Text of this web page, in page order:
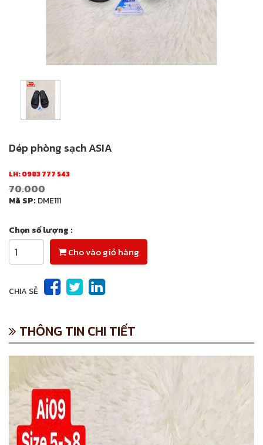
Dép phòng sạch ASIA
LH:0983 777 543
70.000
Mã SP: DME111
Chọn số lượng :
Cho vào giỏ hàng
CHIA SẺ
THÔNG TIN CHI TIẾT